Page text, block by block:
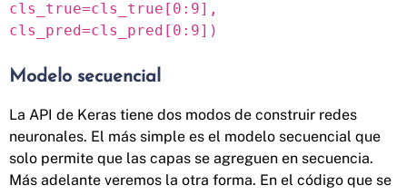
cls_true=cls_true[0:9],
cls_pred=cls_pred[0:9])
Modelo secuencial
La API de Keras tiene dos modos de construir redes
neuronales. El más simple es el modelo secuencial que
solo permite que las capas se agreguen en secuencia.
Más adelante veremos la otra forma. En el código que se